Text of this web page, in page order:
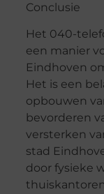
Conclusie
Het 040-
een manier
Eindhoven
Het is een
opbouwen
bevorderen
versterken
stad
door fysieke